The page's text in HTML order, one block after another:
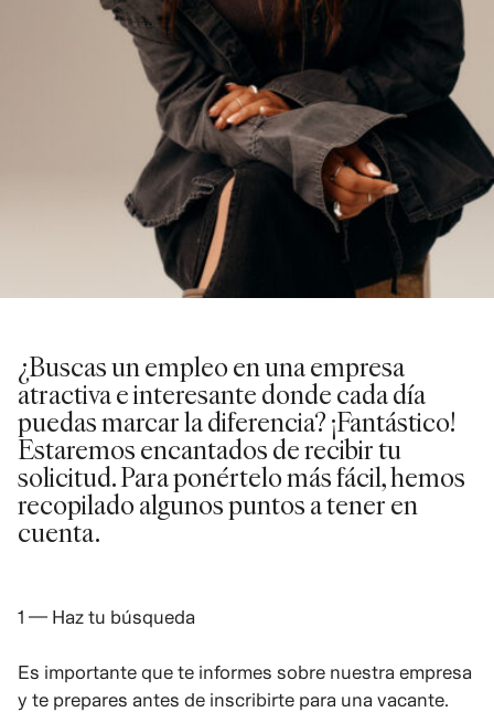
¿Buscas un empleo en una empresa
atractiva e interesante donde cada día
puedas marcar la diferencia? ¡Fantástico!
Estaremos encantados de recibir tu
solicitud. Para ponértelo más fácil, hemos
recopilado algunos puntos a tener en
cuenta.
1 — Haz tu búsqueda
Es importante que te informes sobre nuestra empresa
y te prepares antes de inscribirte para una vacante.